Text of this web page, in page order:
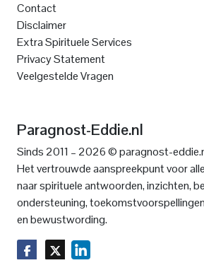
Contact
Disclaimer
Extra Spirituele Services
Privacy Statement
Veelgestelde Vragen
Paragnost-Eddie.nl
Sinds 2011 – 2026 © paragnost-
Het vertrouwde aanspreekpunt voor
naar spirituele antwoorden, inzichten,
ondersteuning,
en bewustwording.